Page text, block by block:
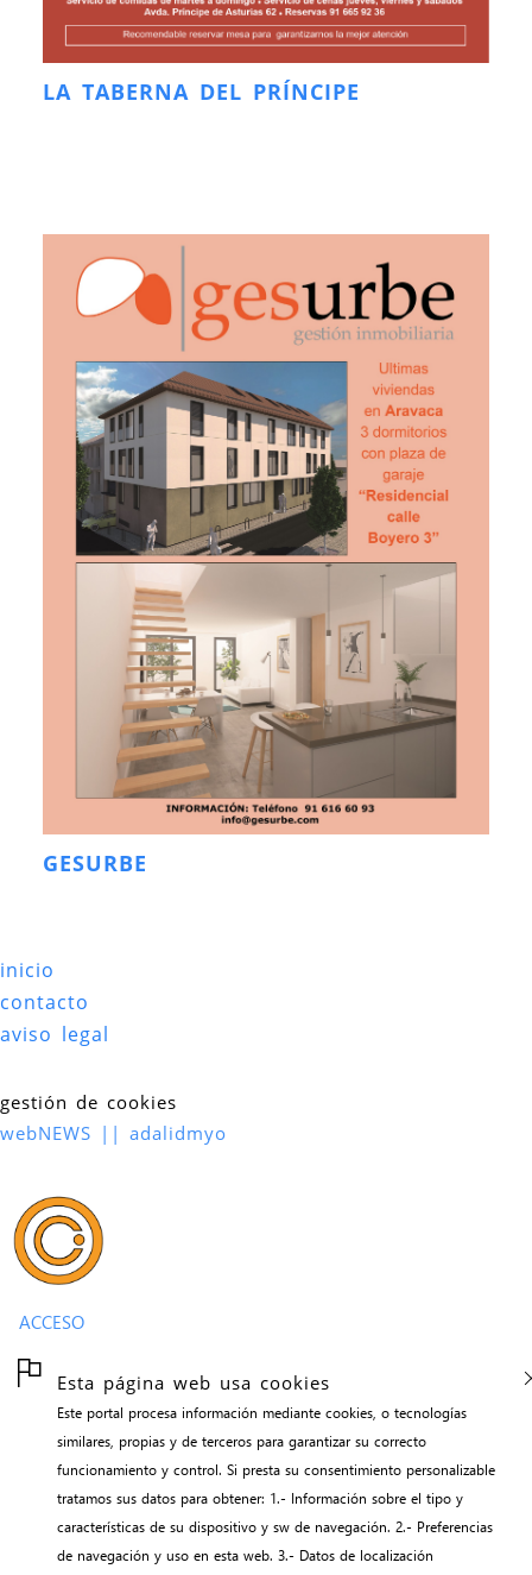
Esta página web usa cookies
Este portal procesa información mediante cookies, o tecnologías
similares, propias y de terceros para garantizar su correcto
funcionamiento y control. Si presta su consentimiento personalizable
tratamos sus datos para obtener: 1.- Información sobre el tipo y
características de su dispositivo y sw de navegación. 2.- Preferencias
de navegación y uso en esta web. 3.- Datos de localización
LA TABERNA DEL PRÍNCIPE
GESURBE
inicio
contacto
aviso legal
gestión de cookies
webNEWS || adalidmyo
ACCESO